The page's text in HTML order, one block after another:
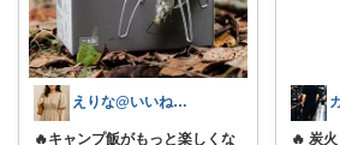
えりな@いいね100%バック💓
🔥キャンプ飯がもっと楽しくな
🔥 炭